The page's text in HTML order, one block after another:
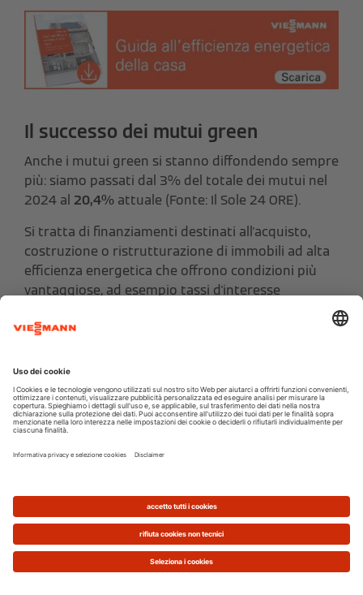
Il successo dei mutui green
Anche i mutui green si stanno diffondendo sempre
più: siamo passati dal 3% del totale dei mutui nel
2024 al 20,4% attuale (Fonte: Il Sole 24 ORE).
Si tratta di finanziamenti destinati all'acquisto,
costruzione o ristrutturazione di immobili ad alta
efficienza energetica che offrono condizioni più
vantaggiose, ad esempio tassi d'interesse
30% o un passaggio di due classi energetiche.
Ristrutturare in chiave green, quindi, è
conveniente anche dal punto di vista
riqualificazione energetica, con benefici per
l’ambiente, per il comfort e la salute.